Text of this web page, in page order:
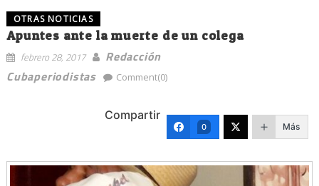
OTRAS NOTICIAS
Apuntes ante la muerte de un colega
febrero 28, 2017
Redacción
Cubaperiodistas
Comment(0)
Compartir
0 Más